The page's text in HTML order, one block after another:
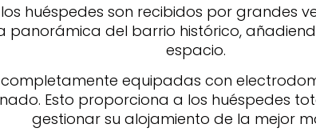
huéspedes son recibidos por grandes
panorámica del barrio histórico,
espacio.
equipadas con
Esto proporciona a los huéspedes
gestionar su alojamiento de la mejor